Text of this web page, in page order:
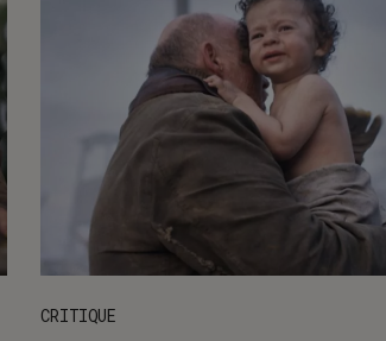
CRITIQUE